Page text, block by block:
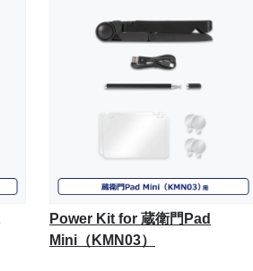
Power Kit for 蔵衛門Pad
Mini（KMN03）